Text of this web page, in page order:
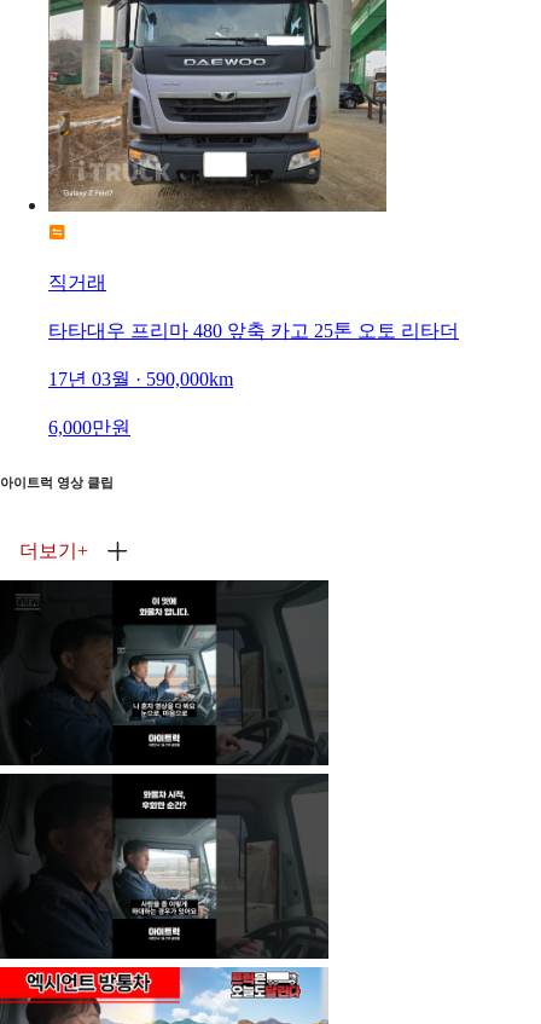
직거래
타타대우 프리마 480 앞축 카고 25톤 오토 리타더
17년 03월 · 590,000km
6,000만원
아이트럭 영상 클립
더보기 +